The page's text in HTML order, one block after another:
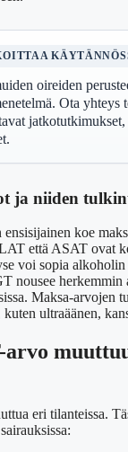
oireiden
Ota yhteys
jatkotutkimukset,
ja niiden
koe
että ASAT ovat
voi sopia alkoholin
nousee
Maksa-arvojen
ultraäänen,
eri tilanteissa.